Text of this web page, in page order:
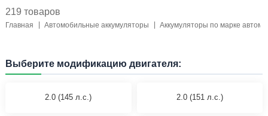
219 товаров
Главная Автомобильные аккумуляторы Аккумуляторы по марке
Выберите модификацию двигателя:
2.0 (145 л.с.) 2.0 (151 л.с.)